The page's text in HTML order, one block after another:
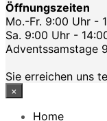
Öffnungszeiten
Mo.-Fr. 9:00 Uhr -
Sa. 9:00 Uhr -
Adventssamstage
Sie erreichen uns
×
Home